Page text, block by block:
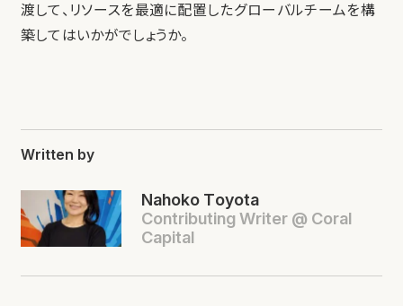
渡して、リソースを最適に配置したグローバルチームを構
築してはいかがでしょうか。
Written by
Nahoko Toyota
Contributing Writer @ Coral
Capital